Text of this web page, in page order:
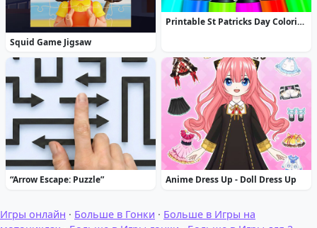
Squid Game Jigsaw
Printable St Patricks Day Coloring Pages
“Arrow Escape: Puzzle” Anime Dress Up - Doll Dress Up
Игры онлайн · Больше в Гонки · Больше в Игры на